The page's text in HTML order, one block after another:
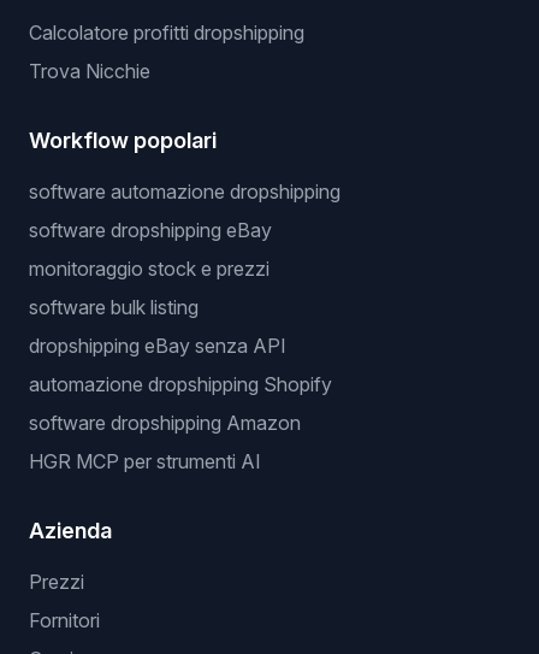
Calcolatore profitti dropshipping
Trova Nicchie
Workflow popolari
software automazione dropshipping
software dropshipping eBay
monitoraggio stock e prezzi
software bulk listing
dropshipping eBay senza API
automazione dropshipping Shopify
software dropshipping Amazon
HGR MCP per strumenti AI
Azienda
Prezzi
Fornitori